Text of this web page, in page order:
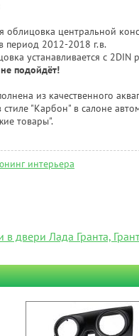
облицовка центральной
период 2012-2018 г.в.
устанавливается с
подойдёт!
из качественного
стиле "Карбон" в салоне
товары".
интерьера
в двери Лада Гранта,